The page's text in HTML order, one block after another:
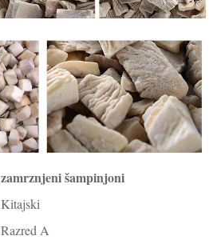
zamrznjeni šampinjoni
Kitajski
Razred A